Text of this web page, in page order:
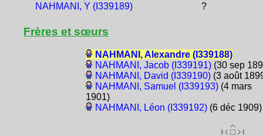
NAHMANI, Y (I339189)
?
Frères et sœurs
NAHMANI, Alexandre (I339188)
NAHMANI, Jacob (I339191)(30 sep
NAHMANI, David (I339190)(3 août
NAHMANI, Samuel (I339193)(4 mars
1901)
NAHMANI, Léon (I339192)(6 déc 1909)